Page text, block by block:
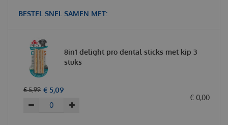
BESTEL SNEL SAMEN MET:
8in1 delight pro dental sticks met kip 3
stuks
€ 5,99 € 5,09
€ 0,00